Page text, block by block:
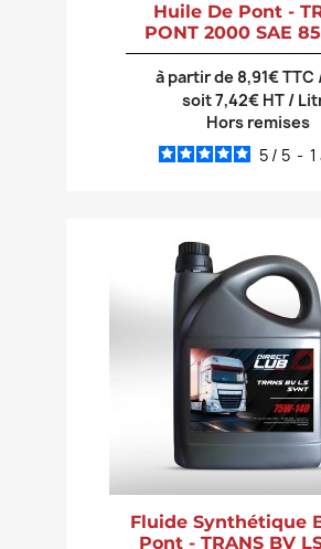
Huile De Pont -
PONT 2000 SAE
à partir de 8,91€
soit 7,42€ HT /
Hors remises
5 / 5 - 1
Fluide Synthétique
Pont - TRANS BV